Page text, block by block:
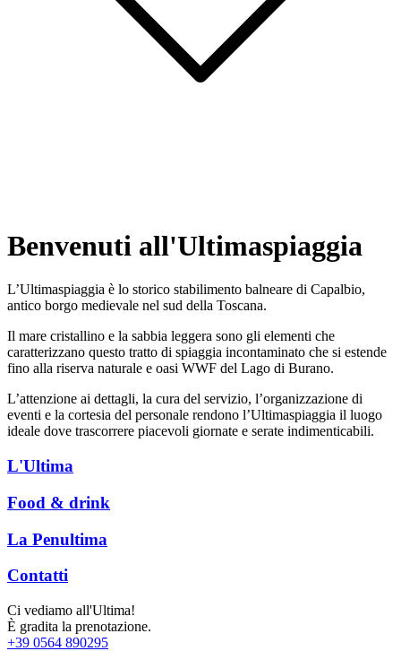
Benvenuti all'Ultimaspiaggia
L’Ultimaspiaggia è lo storico stabilimento balneare di Capalbio,
antico borgo medievale nel sud della Toscana.
Il mare cristallino e la sabbia leggera sono gli elementi che
caratterizzano questo tratto di spiaggia incontaminato che si estende
fino alla riserva naturale e oasi WWF del Lago di Burano.
L’attenzione ai dettagli, la cura del servizio, l’organizzazione di
eventi e la cortesia del personale rendono l’Ultimaspiaggia il luogo
ideale dove trascorrere piacevoli giornate e serate indimenticabili.
L'Ultima
Food & drink
La Penultima
Contatti
Ci vediamo all'Ultima!
È gradita la prenotazione.
+39 0564 890295